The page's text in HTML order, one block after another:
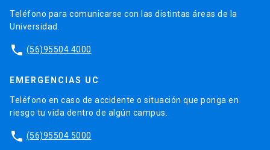
Teléfono para comunicarse con las distintas áreas de la
Universidad.
phone (56)95504 4000
EMERGENCIAS UC
Teléfono en caso de accidente o situación que ponga en
riesgo tu vida dentro de algún campus.
phone (56)95504 5000